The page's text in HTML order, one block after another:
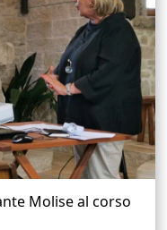
Molise al corso